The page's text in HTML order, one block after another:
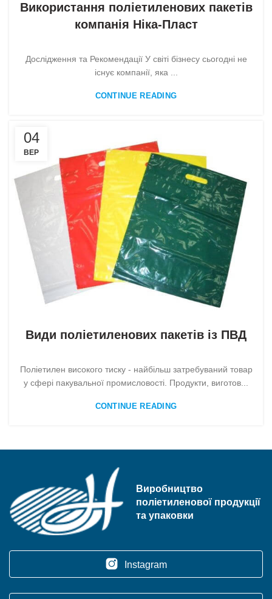
Використання поліетиленових пакетів
компанія Ніка-Пласт
Дослідження та Рекомендації У світі бізнесу сьогодні не
існує компанії, яка ...
CONTINUE READING
04
ВЕР
БЕЗ КАТЕГОРІЇ
БЕЗ КАТЕГОРІЇ,БЕЗ КАТЕГОРІЇ,БЕЗ КАТЕГОРІЇ ,ПАКЕТИ
Види поліетиленових пакетів із ПВД
Поліетилен високого тиску - найбільш затребуваний товар
у сфері пакувальної промисловості. Продукти, виготов...
CONTINUE READING
Виробництво
поліетиленової продукції
та упаковки
Instagram